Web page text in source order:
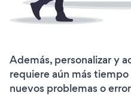
Además, personalizar y
requiere aún más
nuevos problemas o